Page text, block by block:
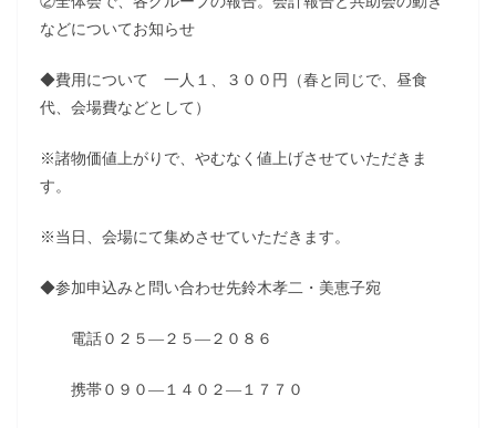
などについてお知らせ
◆費用について 一人１、３００円（春と同じで、昼食
代、会場費などとして）
※諸物価値上がりで、やむなく値上げさせていただきま
す。
※当日、会場にて集めさせていただきます。
◆参加申込みと問い合わせ先鈴木孝二・美恵子宛
電話０２５―２５―２０８６
携帯０９０―１４０２―１７７０